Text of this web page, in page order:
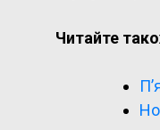
Читайте